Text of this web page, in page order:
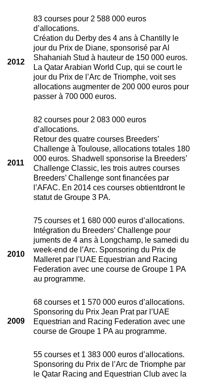
2012
83 courses pour 2 588 000 euros
d’allocations.
Création du Derby des 4 ans à Chantilly le
jour du Prix de Diane, sponsorisé par Al
Shahaniah Stud à hauteur de 150 000 euros.
La Qatar Arabian World Cup, qui se court le
jour du Prix de l’Arc de Triomphe, voit ses
allocations augmenter de 200 000 euros pour
passer à 700 000 euros.
2011
82 courses pour 2 083 000 euros
d’allocations.
Retour des quatre courses Breeders’
Challenge à Toulouse, allocations totales 180
000 euros. Shadwell sponsorise la Breeders’
Challenge Classic, les trois autres courses
Breeders’ Challenge sont financées par
l’AFAC. En 2014 ces courses obtientdront le
statut de Groupe 3 PA.
2010
75 courses et 1 680 000 euros d’allocations.
Intégration du Breeders’ Challenge pour
juments de 4 ans à Longchamp, le samedi du
week-end de l’Arc. Sponsoring du Prix de
Malleret par l’UAE Equestrian and Racing
Federation avec une course de Groupe 1 PA
au programme.
2009
68 courses et 1 570 000 euros d’allocations.
Sponsoring du Prix Jean Prat par l’UAE
Equestrian and Racing Federation avec une
course de Groupe 1 PA au programme.
55 courses et 1 383 000 euros d’allocations.
Sponsoring du Prix de l’Arc de Triomphe par
le Qatar Racing and Equestrian Club avec la